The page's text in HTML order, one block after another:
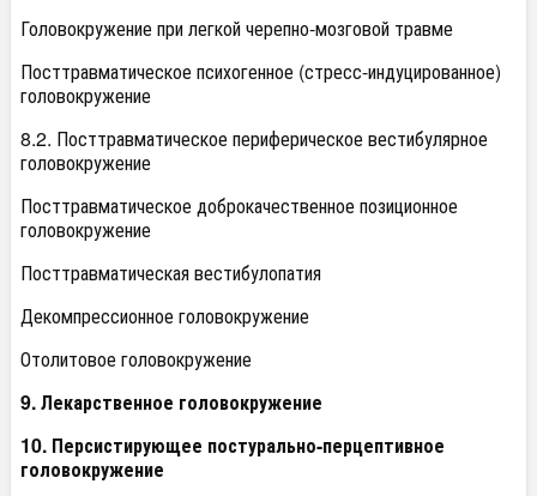
Головокружение при легкой черепно-мозговой травме
Посттравматическое психогенное (стресс-индуцированное)
головокружение
8.2. Посттравматическое периферическое вестибулярное
головокружение
Посттравматическое доброкачественное позиционное
головокружение
Посттравматическая вестибулопатия
Декомпрессионное головокружение
Отолитовое головокружение
9. Лекарственное головокружение
10. Персистирующее постурально-перцептивное
головокружение